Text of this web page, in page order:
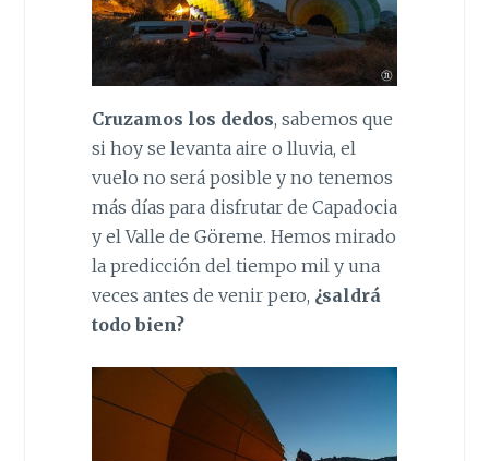
Cruzamos los dedos, sabemos que
si hoy se levanta aire o lluvia, el
vuelo no será posible y no tenemos
más días para disfrutar de Capadocia
y el Valle de Göreme. Hemos mirado
la predicción del tiempo mil y una
veces antes de venir pero, ¿saldrá
todo bien?